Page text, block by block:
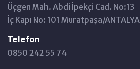
Üçgen Mah. Abdi İpekçi Cad. No:13
İç Kapı No: 101 Muratpaşa/ANTALYA
Telefon
0850 242 55 74